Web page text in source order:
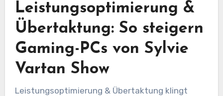
Leistungsoptimierung &
Übertaktung: So steigern
Gaming-PCs von Sylvie
Vartan Show
Leistungsoptimierung & Übertaktung klingt